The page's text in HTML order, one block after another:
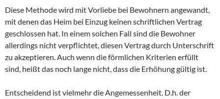
Diese Methode wird mit Vorliebe bei Bewohnern angewandt,
mit denen das Heim bei Einzug keinen schriftlichen Vertrag
geschlossen hat. In einem solchen Fall sind die Bewohner
allerdings nicht verpflichtet, diesen Vertrag durch Unterschrift
zu akzeptieren. Auch wenn die förmlichen Kriterien erfüllt
sind, heißt das noch lange nicht, dass die Erhöhung gültig ist.
Entscheidend ist vielmehr die Angemessenheit. D.h. der